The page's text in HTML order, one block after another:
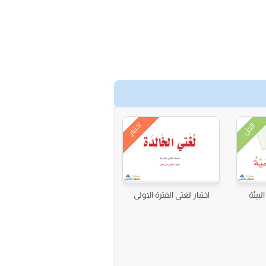
الحل اختبار
اختبار لغتي الفترة الاولى